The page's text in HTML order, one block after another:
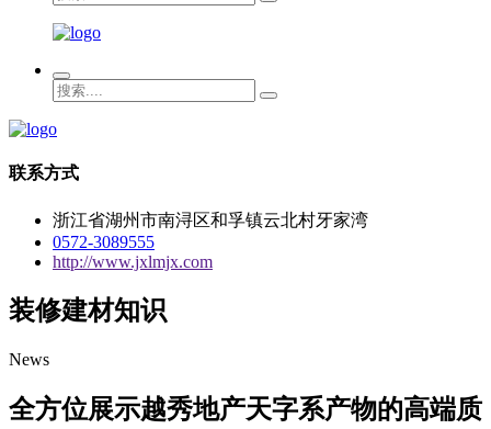
联系方式
浙江省湖州市南浔区和孚镇云北村牙家湾
0572-3089555
http://www.jxlmjx.com
装修建材知识
News
全方位展示越秀地产天字系产物的高端质